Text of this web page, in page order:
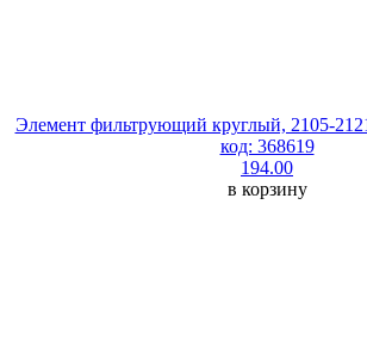
Элемент фильтрующий круглый, 2105-
код: 368619
194.00
в корзину